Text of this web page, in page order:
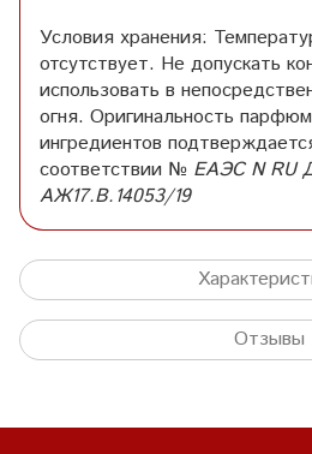
Условия хранения:
отсутствует. Не допускать
использовать в
огня. Оригинальность
ингредиентов
соответствии № EAЭС N RU
AЖ17.В.14053/19
Отзывы